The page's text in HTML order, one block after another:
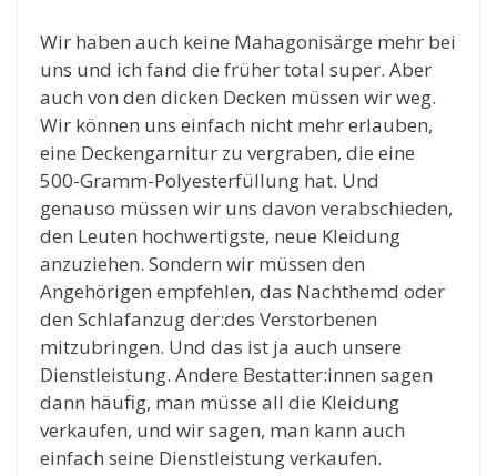
Wir haben auch keine Mahagonisärge mehr bei
uns und ich fand die früher total super. Aber
auch von den dicken Decken müssen wir weg.
Wir können uns einfach nicht mehr erlauben,
eine Deckengarnitur zu vergraben, die eine
500-Gramm-Polyesterfüllung hat. Und
genauso müssen wir uns davon verabschieden,
den Leuten hochwertigste, neue Kleidung
anzuziehen. Sondern wir müssen den
Angehörigen empfehlen, das Nachthemd oder
den Schlafanzug der:des Verstorbenen
mitzubringen. Und das ist ja auch unsere
Dienstleistung. Andere Bestatter:innen sagen
dann häufig, man müsse all die Kleidung
verkaufen, und wir sagen, man kann auch
einfach seine Dienstleistung verkaufen.